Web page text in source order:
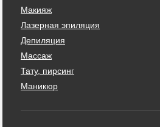
Макияж
Лазерная эпиляция
Депиляция
Массаж
Тату, пирсинг
Маникюр